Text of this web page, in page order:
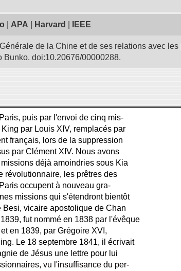
APA Harvard IEEE
de la Chine et de ses relations avec
Bunko. doi:10.20676/00000288.
puis par l'envoi de cinq mis-
par Louis XIV, remplacés par
français, lors de la suppression
par Clément XIV. Nous avons
déjà amoindries sous Kia
révolutionnaire, les prêtres des
occupent à nouveau gra-
missions qui s'étendront bientôt
vicaire apostolique de Chan
fut nommé en 1838 par l'évêque
en 1839, par Grégoire XVI,
Le 18 septembre 1841, il écrivait
de Jésus une lettre pour lui
vu l'insuffisance du per-